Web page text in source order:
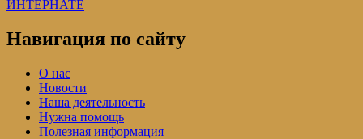
ИНТЕРНАТЕ
Навигация по сайту
О нас
Новости
Наша деятельность
Нужна помощь
Полезная информация